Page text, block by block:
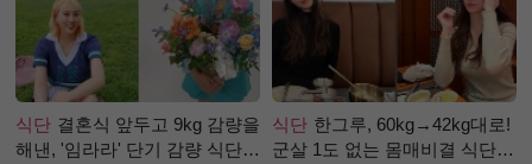
식단 결혼식 앞두고 9kg 감량을
해낸, '임라라' 단기 감량 식단
식단 한그루, 60kg→42kg대로!
군살 1도 없는 몸매비결 식단